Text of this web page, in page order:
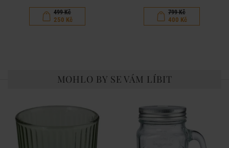
499 Kč
250 Kč
799 Kč
400 Kč
MOHLO BY SE VÁM LÍBIT